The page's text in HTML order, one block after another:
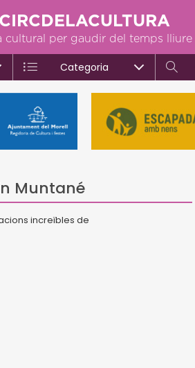
CIRCDELACULTURA
cultural per gaudir del temps lliure
Categoria
Muntané
increïbles de